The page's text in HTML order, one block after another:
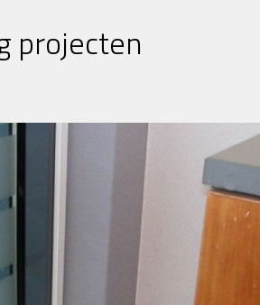
projecten